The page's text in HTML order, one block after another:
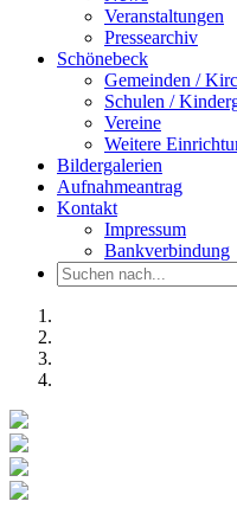
Veranstaltungen
Pressearchiv
Schönebeck
Gemeinden /
Schulen /
Vereine
Weitere
Bildergalerien
Aufnahmeantrag
Kontakt
Impressum
Bankverbindung